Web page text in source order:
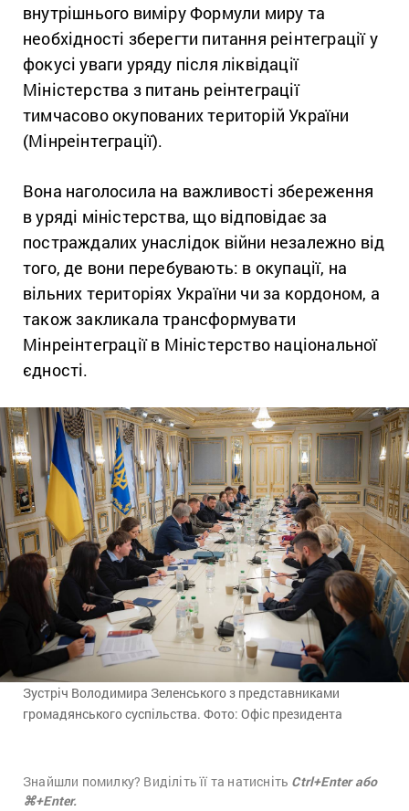
внутрішнього виміру Формули миру та
необхідності зберегти питання реінтеграції у
фокусі уваги уряду після ліквідації
Міністерства з питань реінтеграції
тимчасово окупованих територій України
(Мінреінтеграції).
Вона наголосила на важливості збереження
в уряді міністерства, що відповідає за
постраждалих унаслідок війни незалежно від
того, де вони перебувають: в окупації, на
вільних територіях України чи за кордоном, а
також закликала трансформувати
Мінреінтеграції в Міністерство національної
єдності.
Зустріч Володимира Зеленського з представниками
громадянського суспільства. Фото: Офіс президента
Знайшли помилку? Виділіть її та натисніть Ctrl+Enter або
⌘+Enter.